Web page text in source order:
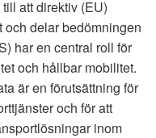
att direktiv (EU)
och delar bedömningen
har en central roll för
och hållbar mobilitet.
är en förutsättning för
och för att
inom